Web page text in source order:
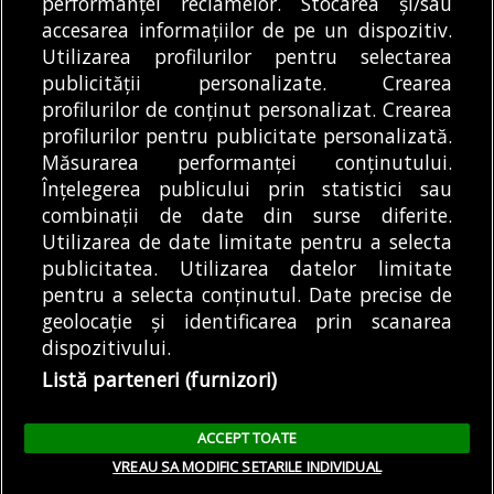
ANDREEA STĂNĂRÎNGĂ
07/08/2026
metrou,...
DE ANDREEA STĂNĂRÎNGĂ
07/08/2026
MODIFICĂ SETĂRILE COOKIES
© Copyright 2025 - Buletin de București.
Găzduit dePresslabs.com. Powered by TRS Design.
Despre
Noi
Media
Kit
Politică De
Confidențialitate
Cookie
Policy (EU)
Cookie
Policy
Tweet
Facebook
Share this selection
Tweet
accesarea informațiilor de pe un dispozitiv.
Utilizarea profilurilor pentru selectarea
publicității personalizate. Crearea
profilurilor de conținut personalizat. Crearea
profilurilor pentru publicitate personalizată.
Măsurarea performanței conținutului.
Înțelegerea publicului prin statistici sau
combinații de date din surse diferite.
Utilizarea de date limitate pentru a selecta
publicitatea. Utilizarea datelor limitate
pentru a selecta conținutul. Date precise de
geolocație și identificarea prin scanarea
dispozitivului.
Listă parteneri (furnizori)
ACCEPT TOATE
VREAU SA MODIFIC SETARILE INDIVIDUAL